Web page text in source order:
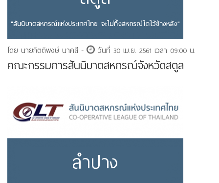
โดย นายกิตติพงษ์ นาคสี - วันที่ 30 เม.ย. 2561 เวลา 09:00 น.
คณะกรรมการสันนิบาตสหกรณ์จังหวัดสตูล